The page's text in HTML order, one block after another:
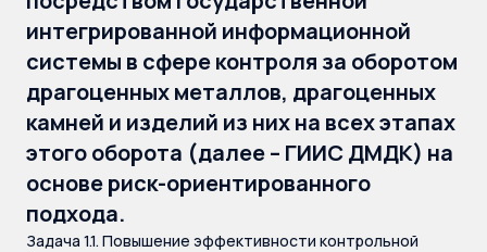
интегрированной информационной
системы в сфере контроля за оборотом
драгоценных металлов, драгоценных
камней и изделий из них на всех этапах
этого оборота (далее – ГИИС ДМДК) на
основе риск-ориентированного
подхода.
Задача 1.1. Повышение эффективности контрольной